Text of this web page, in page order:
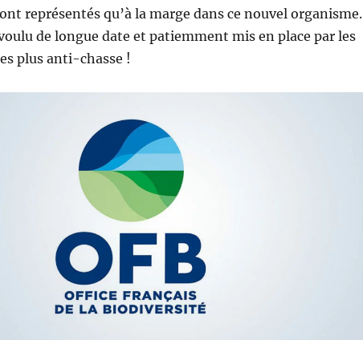
représentés qu’à la marge dans ce nouvel organisme.
de longue date et patiemment mis en place par les
plus anti-chasse !